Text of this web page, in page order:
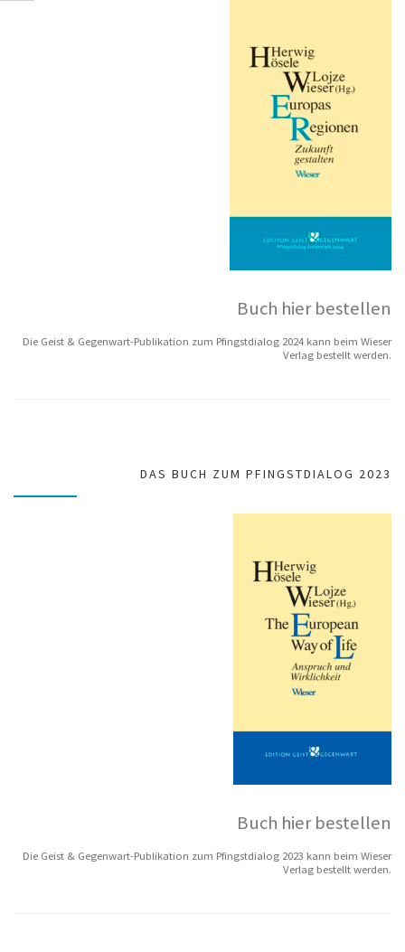
Buch hier bestellen
Die Geist & Gegenwart-Publikation zum Pfingstdialog 2024 kann beim Wieser
Verlag bestellt werden.
DAS BUCH ZUM PFINGSTDIALOG 2023
Buch hier bestellen
Die Geist & Gegenwart-Publikation zum Pfingstdialog 2023 kann beim Wieser
Verlag bestellt werden.